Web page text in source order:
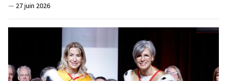
— 27 juin 2026